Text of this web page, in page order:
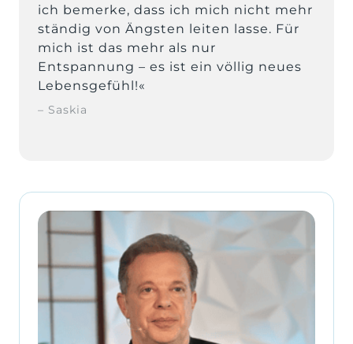
ich bemerke, dass ich mich nicht mehr
ständig von Ängsten leiten lasse. Für
mich ist das mehr als nur
Entspannung – es ist ein völlig neues
Lebensgefühl!«
– Saskia